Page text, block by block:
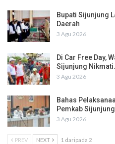
Bupati Sijunjung
Daerah
3 Agu 2026
Di Car Free Day,
Sijunjung
3 Agu 2026
Bahas
Pemkab
3 Agu 2026
PREV NEXT 1 daripada 2